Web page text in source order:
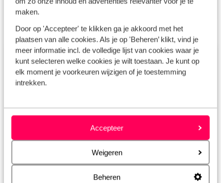
maken.
Door op 'Accepteer' te klikken ga je akkoord met het
plaatsen van alle cookies. Als je op 'Beheren’ klikt, vind je
meer informatie incl. de volledige lijst van cookies waar je
kunt selecteren welke cookies je wilt toestaan. Je kunt op
elk moment je voorkeuren wijzigen of je toestemming
intrekken.
Accepteer
Weigeren
Beheren
Meer unieke adresjes
B&B in Frankrijk
B&B in Portugal
Romantische B&B
B&B met zwembad